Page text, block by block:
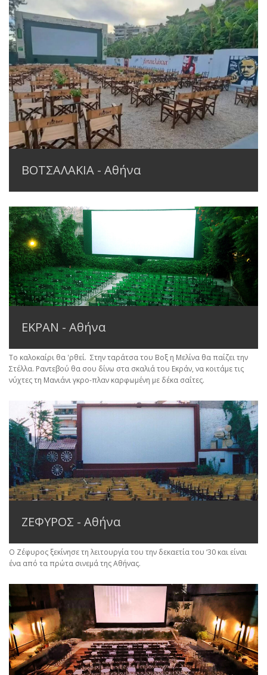
ΒΟΤΣΑΛΑΚΙΑ - Αθήνα
ΕΚΡΑΝ - Αθήνα
Το καλοκαίρι θα 'ρθεί. Στην ταράτσα του Βοξ η Μελίνα θα παίζει την
Στέλλα. Ραντεβού θα σου δίνω στα σκαλιά του Εκράν, να κοιτάμε τις
νύχτες τη Μανιάνι γκρο-πλαν καρφωμένη με δέκα σαΐτες.
ΖΕΦΥΡΟΣ - Αθήνα
Ο Ζέφυρος ξεκίνησε τη λειτουργία του την δεκαετία του ‘30 και είναι
ένα από τα πρώτα σινεμά της Αθήνας.